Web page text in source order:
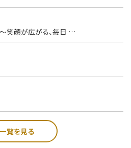
笑顔が広がる、毎日 …
一覧を見る